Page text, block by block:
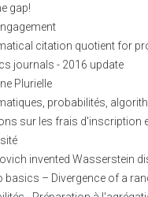
gap!
citation quotient for
journals - 2016 update
Plurielle
probabilités,
sur les frais d'inscription
invented Wasserstein
basics – Divergence of a